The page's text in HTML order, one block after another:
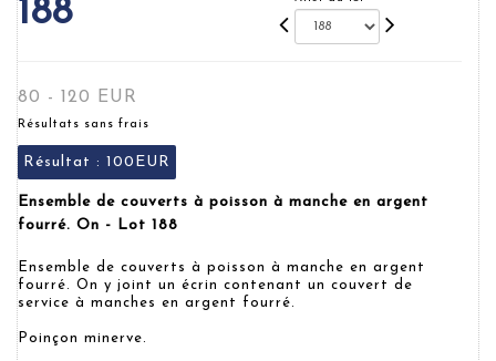
188
80 - 120 EUR
Résultats sans frais
Résultat : 100EUR
Ensemble de couverts à poisson à manche en argent
fourré. On - Lot 188
Ensemble de couverts à poisson à manche en argent
fourré. On y joint un écrin contenant un couvert de
service à manches en argent fourré.
Poinçon minerve.